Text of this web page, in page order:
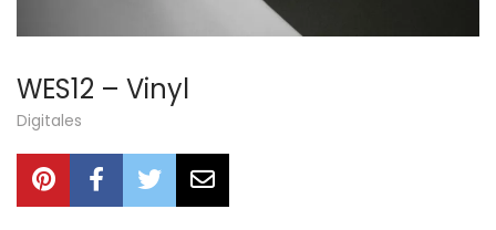
WES12 – Vinyl
Digitales